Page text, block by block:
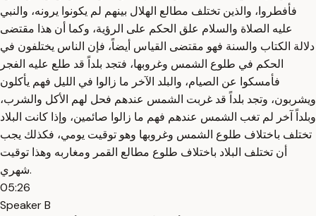
فأفطروا، والذين تختلف مطالع الهلال بينهم لم يكونوا يرونه، والنبي
عليه الصلاة والسلام علق الحكم على الرؤية، وكما أن هذا مقتضى
دلالة الكتاب والسنة فهو مقتضى القياس أيضاً، فإن الناس يختلفون في
الحكم في طلوع الشمس وغروبها، فتجد بلداً قد طلع عليه الفجر
فأمسكوا عن الصيام، والبلد الآخر ما زالوا في الليل فهم يأكلون
ويشربون، وتجد بلداً قد غربت الشمس عندهم فحل لهم الأكل والشرب،
وبلداً آخر لم تغب الشمس عندهم فهم ما زالوا صائمين، وإذا كانت البلاد
تختلف باختلاف طلوع الشمس وغروبها وهو توقيت يومي، فكذلك يجب
أن تختلف البلاد باختلاف طلوع مطالع القمر ومغاربه وهذا توقيت
شهري.
05:26
Speaker B